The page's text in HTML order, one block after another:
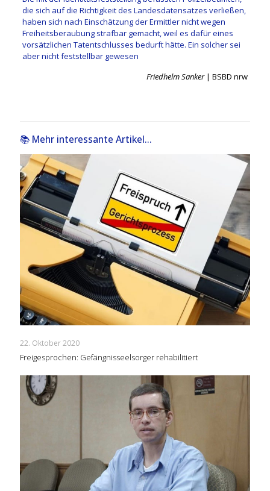
die sich auf die Richtigkeit des Landesdatensatzes verließen,
haben sich nach Einschätzung der Ermittler nicht wegen
Freiheitsberaubung strafbar gemacht, weil es dafür eines
vorsätzlichen Tatentschlusses bedurft hätte. Ein solcher sei
aber nicht feststellbar gewesen
Friedhelm Sanker| BSBD nrw
📚 Mehr interessante Artikel...
22. Oktober 2020
Freigesprochen: Gefängnisseelsorger rehabilitiert